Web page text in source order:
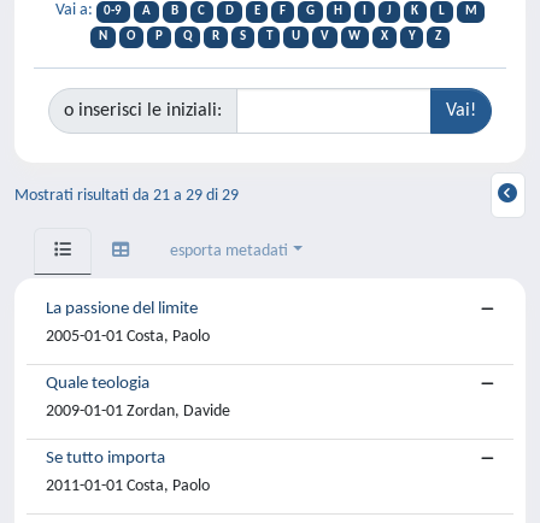
Vai a: 0-9 A B C D E F G H J K L
M
N
O P Q R S T U V W X Y Z
o inserisci le iniziali:
Mostrati risultati da 21 a 29 di 29
esporta metadati
La passione del limite
2005-01-01 Costa, Paolo
Quale teologia
2009-01-01 Zordan, Davide
Se tutto importa
2011-01-01 Costa, Paolo